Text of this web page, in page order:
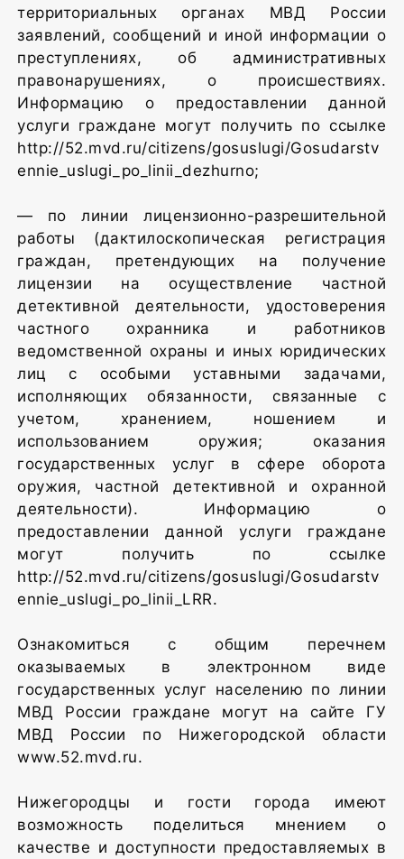
территориальных органах МВД России
заявлений, сообщений и иной информации о
преступлениях, об административных
правонарушениях, о происшествиях.
Информацию о предоставлении данной
услуги граждане могут получить по ссылке
http://52.mvd.ru/citizens/gosuslugi/Gosudarstv
ennie_uslugi_po_linii_dezhurno;
— по линии лицензионно-разрешительной
работы (дактилоскопическая регистрация
граждан, претендующих на получение
лицензии на осуществление частной
детективной деятельности, удостоверения
частного охранника и работников
ведомственной охраны и иных юридических
лиц с особыми уставными задачами,
исполняющих обязанности, связанные с
учетом, хранением, ношением и
использованием оружия; оказания
государственных услуг в сфере оборота
оружия, частной детективной и охранной
деятельности). Информацию о
предоставлении данной услуги граждане
могут получить по ссылке
http://52.mvd.ru/citizens/gosuslugi/Gosudarstv
ennie_uslugi_po_linii_LRR.
Ознакомиться с общим перечнем
оказываемых в электронном виде
государственных услуг населению по линии
МВД России граждане могут на сайте ГУ
МВД России по Нижегородской области
www.52.mvd.ru.
Нижегородцы и гости города имеют
возможность поделиться мнением о
качестве и доступности предоставляемых в